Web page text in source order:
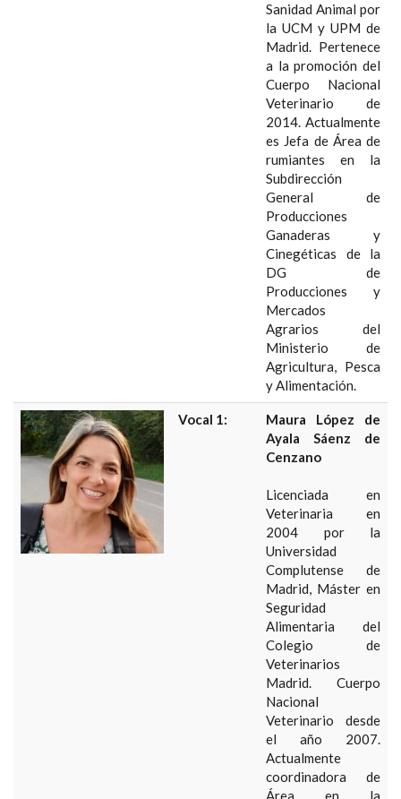
Sanidad Animal por
la UCM y UPM de
Madrid. Pertenece
a la promoción del
Cuerpo Nacional
Veterinario de
2014. Actualmente
es Jefa de Área de
rumiantes en la
Subdirección
General de
Producciones
Ganaderas y
Cinegéticas de la
DG de
Producciones y
Mercados
Agrarios del
Ministerio de
Agricultura, Pesca
y Alimentación.
Vocal 1:
Maura López de
Ayala Sáenz de
Cenzano
Licenciada en
Veterinaria en
2004 por la
Universidad
Complutense de
Madrid, Máster en
Seguridad
Alimentaria del
Colegio de
Veterinarios
Madrid. Cuerpo
Nacional
Veterinario desde
el año 2007.
Actualmente
coordinadora de
Área en la